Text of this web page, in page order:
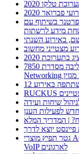
טלקו 2020
פברואר 2020
פרטנר בשיתוף עם Ruckus וטרנד מיקרו, יקיימו כנס לקוחות
מידע לרשתות
מתג הליבה מסדרת 7850ICX של חברת ראקאס נבחר כמוצר
שיחות ועידה
גטר תפיץ מוצרי AudioCodes בארץ בתחום פתרונות טלפוניה
VoIP לארגונים